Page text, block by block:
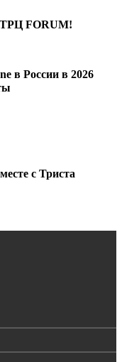
ТРЦ FORUM!
в России в 2026
с Триста